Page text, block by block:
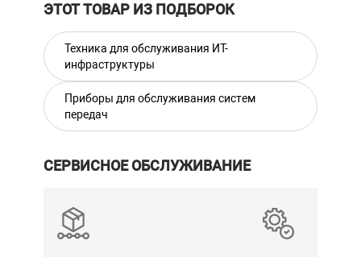
ЭТОТ ТОВАР ИЗ ПОДБОРОК
Техника для обслуживания ИТ-
инфраструктуры
Приборы для обслуживания систем
передач
СЕРВИСНОЕ ОБСЛУЖИВАНИЕ